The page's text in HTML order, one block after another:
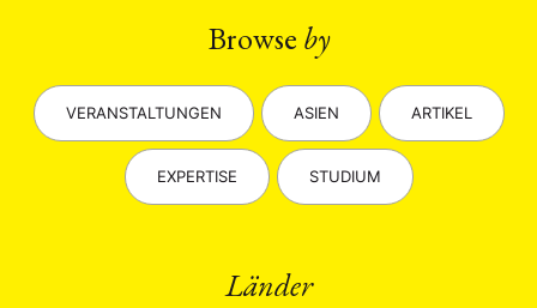
Browse by
VERANSTALTUNGEN ASIEN ARTIKEL
EXPERTISE STUDIUM
Länder